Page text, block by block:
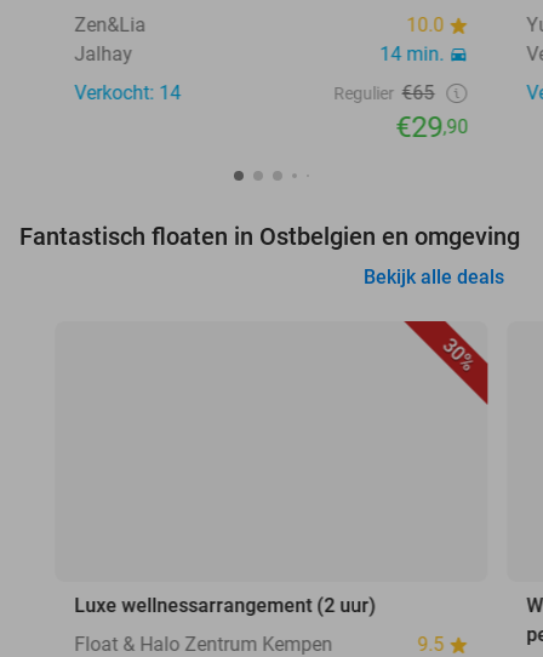
Zen&Lia
10.0
Jalhay
14 min.
Verkocht: 14
Regulier €65
€29,90
Fantastisch floaten in Ostbelgien en omgeving
Bekijk alle deals
30%
Luxe wellnessarrangement (2 uur)
Float & Halo Zentrum Kempen
9.5